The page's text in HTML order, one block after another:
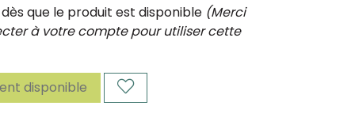
que le produit est disponible (Merci
à votre compte pour utiliser cette
disponible